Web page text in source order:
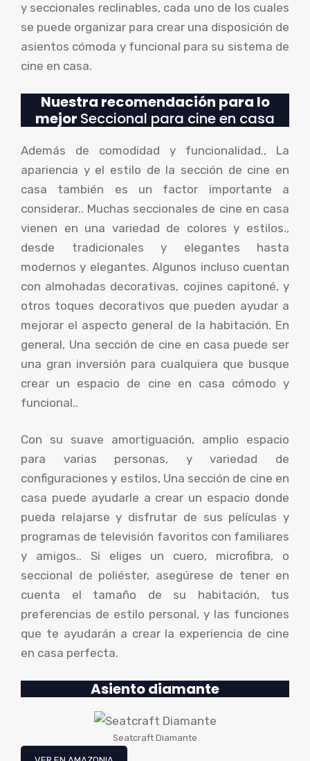
y seccionales reclinables, cada uno de los cuales
se puede organizar para crear una disposición de
asientos cómoda y funcional para su sistema de
cine en casa.
Nuestra recomendación para lo
mejor Seccional para cine en casa
Además de comodidad y funcionalidad., La
apariencia y el estilo de la sección de cine en
casa también es un factor importante a
considerar.. Muchas seccionales de cine en casa
vienen en una variedad de colores y estilos.,
desde tradicionales y elegantes hasta
modernos y elegantes. Algunos incluso cuentan
con almohadas decorativas, cojines capitoné, y
otros toques decorativos que pueden ayudar a
mejorar el aspecto general de la habitación. En
general, Una sección de cine en casa puede ser
una gran inversión para cualquiera que busque
crear un espacio de cine en casa cómodo y
funcional..
Con su suave amortiguación, amplio espacio
para varias personas, y variedad de
configuraciones y estilos, Una sección de cine en
casa puede ayudarle a crear un espacio donde
pueda relajarse y disfrutar de sus películas y
programas de televisión favoritos con familiares
y amigos.. Si eliges un cuero, microfibra, o
seccional de poliéster, asegúrese de tener en
cuenta el tamaño de su habitación, tus
preferencias de estilo personal, y las funciones
que te ayudarán a crear la experiencia de cine
en casa perfecta.
Asientodiamante
Seatcraft Diamante